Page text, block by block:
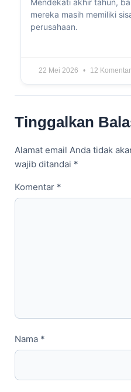
Mendekati akhir tahun,
mereka masih memiliki
perusahaan.
22 Mei 2026 12 Komentar
Tinggalkan
Alamat email Anda tidak
wajib ditandai *
Komentar *
Nama *